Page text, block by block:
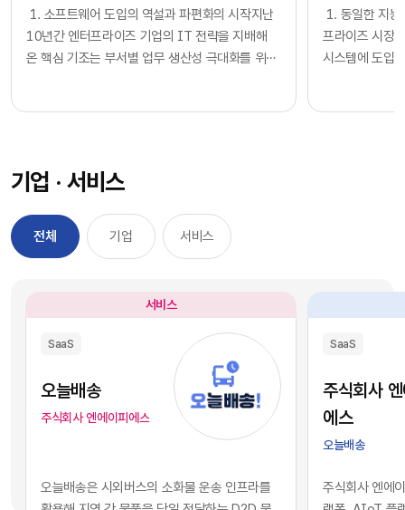
​​ 1. 소프트웨어 도입의 역설과 파편화의 시작지난
10년간 엔터프라이즈 기업의 IT 전략을 지배해
온 핵심 기조는 부서별 업무 생산성 극대화를 위한
업의 업무 처리 속도를 비약적으로 단축시켰고, 디
지털 전환을 달성하는 가장 확실한 방법론으로 자
리 잡았습니다.그러나 IT 인프라의 규모가 팽창하
면서 엔터프라이즈 환경에는 심각한 구조적 역설
높이기 위해 도입한 수많은 소프트웨어들이 오히
려 전사적인 데이터의 흐름을 원천적으로 단절시
키는 부작용, 즉 'SaaS 파편화' 현상을 초래한 것
입니다. 각 부서가 자신의 목적에만 부합하는 솔루
션을 파편적으로 채택하고 운용함에 따라, 기업의
핵심 자산인 데이터는 서로 호환되지 않는 수백 개
의 개별 애플리케이션 서버 안에 고립되는 결과를
니다. 특정 부서 단위의 기능적 최적화나 개별 앱의
1. 동일한 지
프라이즈 시장
시스템에 도입
습니다. 이는
리 기업과 완벽
리즘과 추론
된 기술력과 개
현재의 AI 지
하게 거래되고
게 되었습니다.
다. 경쟁사가
기업 · 서비스
전체 기업 서비스
서비스
SaaS
오늘배송
주식회사 엔에이피에스
오늘배송은 시외버스의 소화물 운송 인프라를
SaaS
주식회사
에스
오늘배송
주식회사 엔에